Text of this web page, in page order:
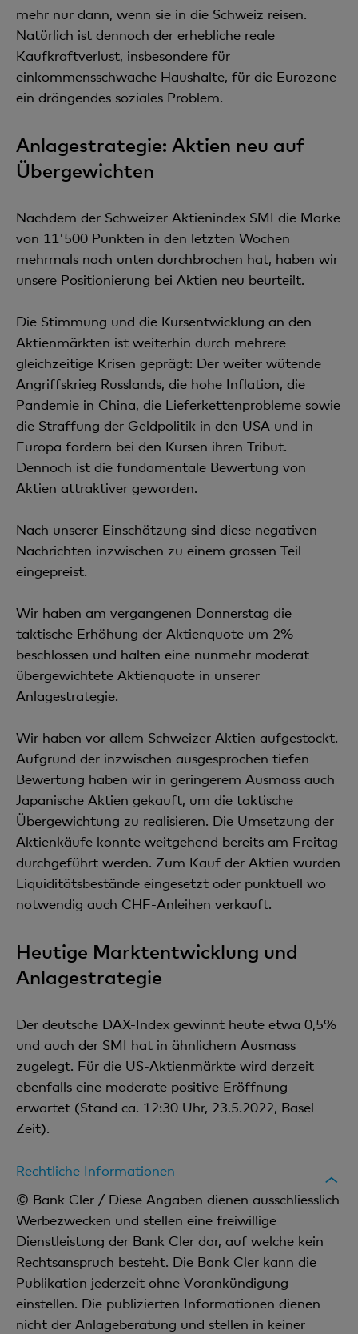
mehr nur dann, wenn sie in die Schweiz reisen.
Natürlich ist dennoch der erhebliche reale
Kaufkraftverlust, insbesondere für
einkommensschwache Haushalte, für die Eurozone
ein drängendes soziales Problem.
Anlagestrategie: Aktien neu auf
Übergewichten
Nachdem der Schweizer Aktienindex SMI die Marke
von 11'500 Punkten in den letzten Wochen
mehrmals nach unten durchbrochen hat, haben wir
unsere Positionierung bei Aktien neu beurteilt.
Die Stimmung und die Kursentwicklung an den
Aktienmärkten ist weiterhin durch mehrere
gleichzeitige Krisen geprägt: Der weiter wütende
Angriffskrieg Russlands, die hohe Inflation, die
Pandemie in China, die Lieferkettenprobleme sowie
die Straffung der Geldpolitik in den USA und in
Europa fordern bei den Kursen ihren Tribut.
Dennoch ist die fundamentale Bewertung von
Aktien attraktiver geworden.
Nach unserer Einschätzung sind diese negativen
Nachrichten inzwischen zu einem grossen Teil
eingepreist.
Wir haben am vergangenen Donnerstag die
taktische Erhöhung der Aktienquote um 2%
beschlossen und halten eine nunmehr moderat
übergewichtete Aktienquote in unserer
Anlagestrategie.
Wir haben vor allem Schweizer Aktien aufgestockt.
Aufgrund der inzwischen ausgesprochen tiefen
Bewertung haben wir in geringerem Ausmass auch
Japanische Aktien gekauft, um die taktische
Übergewichtung zu realisieren. Die Umsetzung der
Aktienkäufe konnte weitgehend bereits am Freitag
durchgeführt werden. Zum Kauf der Aktien wurden
Liquiditätsbestände eingesetzt oder punktuell wo
notwendig auch CHF-Anleihen verkauft.
Heutige Marktentwicklung und
Anlagestrategie
Der deutsche DAX-Index gewinnt heute etwa 0,5%
und auch der SMI hat in ähnlichem Ausmass
zugelegt. Für die US-Aktienmärkte wird derzeit
ebenfalls eine moderate positive Eröffnung
erwartet (Stand ca. 12:30 Uhr, 23.5.2022, Basel
Zeit).
Rechtliche Informationen
© Bank Cler / Diese Angaben dienen ausschliesslich
Werbezwecken und stellen eine freiwillige
Dienstleistung der Bank Cler dar, auf welche kein
Rechtsanspruch besteht. Die Bank Cler kann die
Publikation jederzeit ohne Vorankündigung
einstellen. Die publizierten Informationen dienen
nicht der Anlageberatung und stellen in keiner